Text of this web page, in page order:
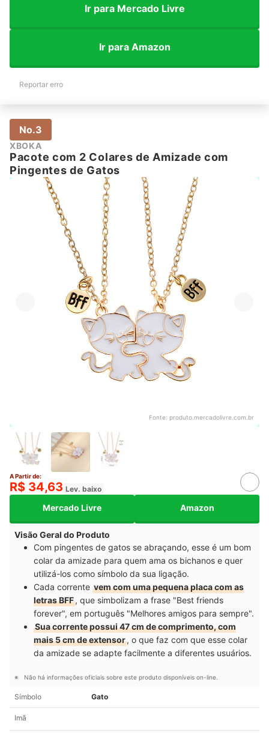
Ir para Mercado Livre
Ir para Amazon
Reportar erro
No.3
XBOKA
Pacote com 2 Colares de Amizade com
Pingentes de Gatos
Fonte: produto.mercadolivre.com.br
A Partir de:
R$ 34,63 Lev. baixo
Mercado Livre Amazon
Visão Geral do Produto
Com pingentes de gatos se abraçando, esse é um bom
colar da amizade para quem ama os bichanos e quer
utilizá-los como símbolo da sua ligação.
Cada corrente vem com uma pequena placa com as
letras BFF, que simbolizam a frase "Best friends
forever", em português "Melhores amigos para sempre".
Sua corrente possui 47 cm de comprimento, com
mais 5 cm de extensor, o que faz com que esse colar
da amizade se adapte facilmente a diferentes usuários.
Não há informações oficiais sobre este produto disponíveis on-line.
Símbolo Gato
Imã